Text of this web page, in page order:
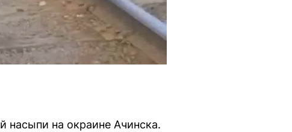
на окраине Ачинска.